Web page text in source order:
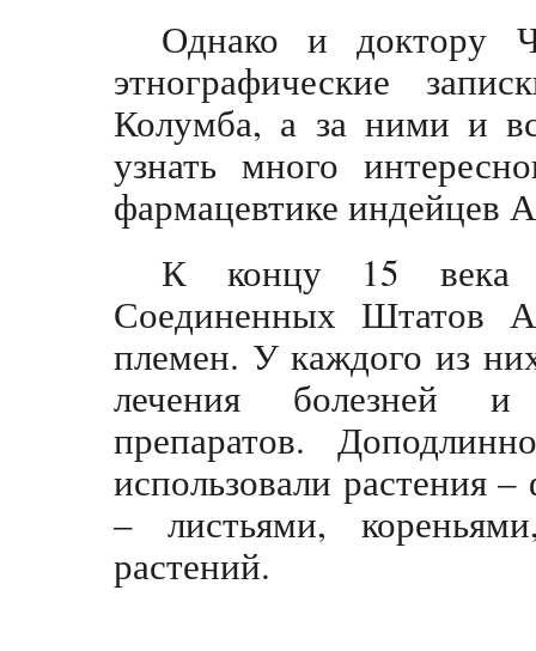
Однако и доктору
этнографические
Колумба, а за ними и
узнать много
фармацевтике индейцев
К концу 15 века
Соединенных Штатов
племен. У каждого из
лечения болезней и
препаратов.
использовали растения
– листьями,
растений.